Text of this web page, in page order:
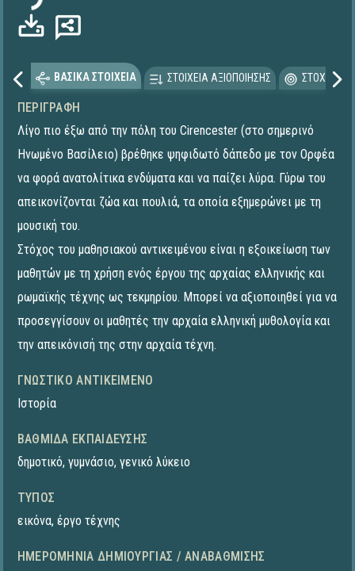
ΒΑΣΙΚΑ ΣΤΟΙΧΕΙΑ ΣΤΟΙΧΕΙΑ ΑΞΙΟΠΟΙΗΣΗΣ
ΠΕΡΙΓΡΑΦΉ
Λίγο πιο έξω από την πόλη του Cirencester (στο σημερινό
Ηνωμένο Βασίλειο) βρέθηκε ψηφιδωτό δάπεδο με τον Ορφέα
να φορά ανατολίτικα ενδύματα και να παίζει λύρα. Γύρω του
απεικονίζονται ζώα και πουλιά, τα οποία εξημερώνει με τη
μουσική του.
Στόχος του μαθησιακού αντικειμένου είναι η εξοικείωση των
μαθητών με τη χρήση ενός έργου της αρχαίας ελληνικής και
ρωμαϊκής τέχνης ως τεκμηρίου. Μπορεί να αξιοποιηθεί για να
προσεγγίσουν οι μαθητές την αρχαία ελληνική μυθολογία και
την απεικόνισή της στην αρχαία τέχνη.
ΓΝΩΣΤΙΚΌ ΑΝΤΙΚΕΊΜΕΝΟ
Ιστορία
ΒΑΘΜΊΔΑ ΕΚΠΑΊΔΕΥΣΗΣ
δημοτικό, γυμνάσιο, γενικό λύκειο
ΤΎΠΟΣ
εικόνα, έργο τέχνης
ΗΜΕΡΟΜΗΝΊΑ ΔΗΜΙΟΥΡΓΊΑΣ / ΑΝΑΒΆΘΜΙΣΗΣ